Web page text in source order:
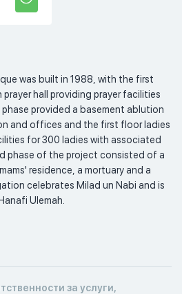
was built in 1988, with the first
hall providing prayer facilities
provided a basement ablution
and offices and the first floor ladies
for 300 ladies with associated
phase of the project consisted of a
residence, a mortuary and a
celebrates Milad un Nabi and is
Ulemah.
за услуги,